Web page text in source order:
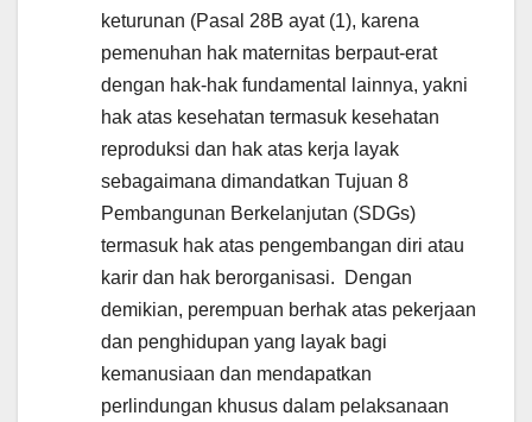
keturunan (Pasal 28B ayat (1), karena
pemenuhan hak maternitas berpaut-erat
dengan hak-hak fundamental lainnya, yakni
hak atas kesehatan termasuk kesehatan
reproduksi dan hak atas kerja layak
sebagaimana dimandatkan Tujuan 8
Pembangunan Berkelanjutan (SDGs)
termasuk hak atas pengembangan diri atau
karir dan hak berorganisasi. Dengan
demikian, perempuan berhak atas pekerjaan
dan penghidupan yang layak bagi
kemanusiaan dan mendapatkan
perlindungan khusus dalam pelaksanaan